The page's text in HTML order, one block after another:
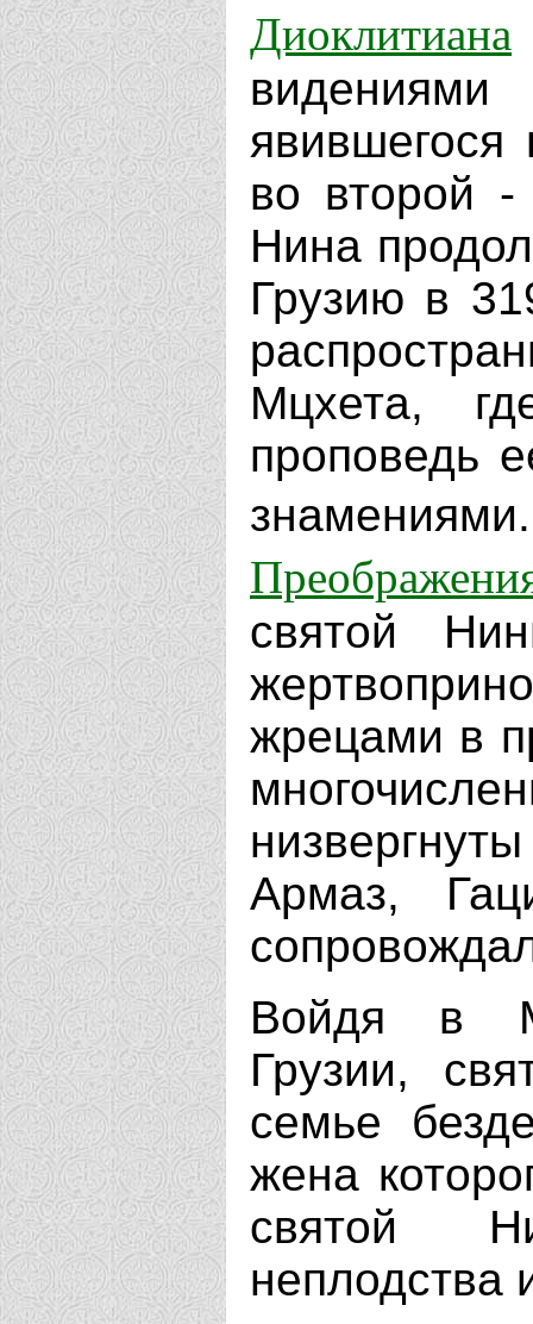
Диоклитиана
во второй -
Нина
Грузию в
Мцхета,
проповедь
святой
жрецами в
Армаз,
Войдя в
Грузии,
семье
жена
святой
неплодства